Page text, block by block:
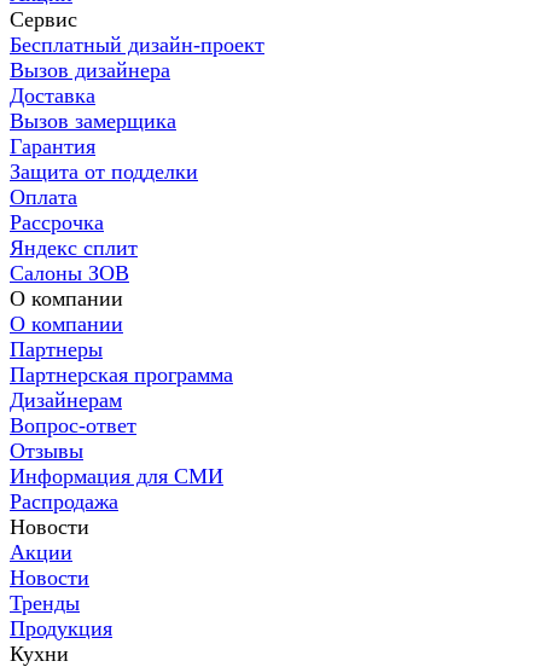
Сервис
Бесплатный дизайн-проект
Вызов дизайнера
Доставка
Вызов замерщика
Гарантия
Защита от подделки
Оплата
Рассрочка
Яндекс сплит
Салоны ЗОВ
О компании
О компании
Партнеры
Партнерская программа
Дизайнерам
Вопрос-ответ
Отзывы
Информация для СМИ
Распродажа
Новости
Акции
Новости
Тренды
Продукция
Кухни